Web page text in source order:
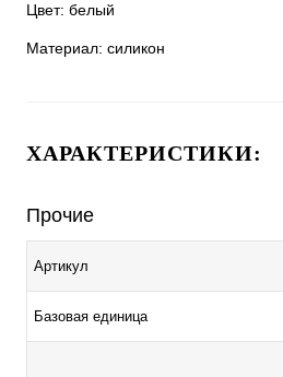
Цвет: белый
Материал: силикон
ХАРАКТЕРИСТИКИ:
Прочие
Артикул
Базовая единица